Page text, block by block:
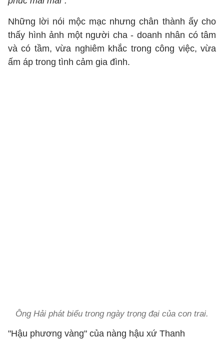
Những lời nói mộc mạc nhưng chân thành ấy cho
thấy hình ảnh một người cha - doanh nhân có tâm
và có tầm, vừa nghiêm khắc trong công việc, vừa
ấm áp trong tình cảm gia đình.
Ông Hải phát biểu trong ngày trọng đại của con trai.
"Hậu phương vàng" của nàng hậu xứ Thanh